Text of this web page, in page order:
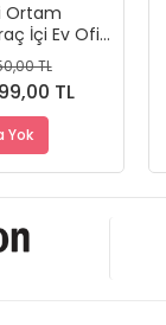
Ortam
İçi Ev Ofis
Buhar
TL
TL
Yok